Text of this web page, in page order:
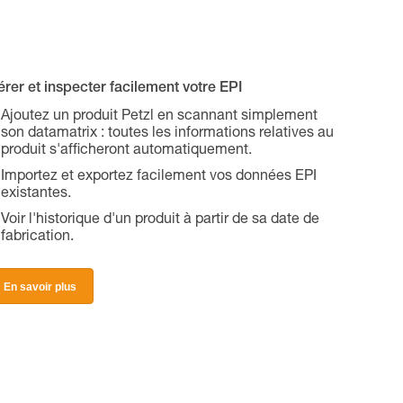
et inspecter facilement votre EPI
Ajoutez un produit Petzl en scannant simplement
son datamatrix : toutes les informations relatives au
produit s'afficheront automatiquement.
Importez et exportez facilement vos données EPI
existantes.
Voir l'historique d'un produit à partir de sa date de
fabrication.
En savoir plus